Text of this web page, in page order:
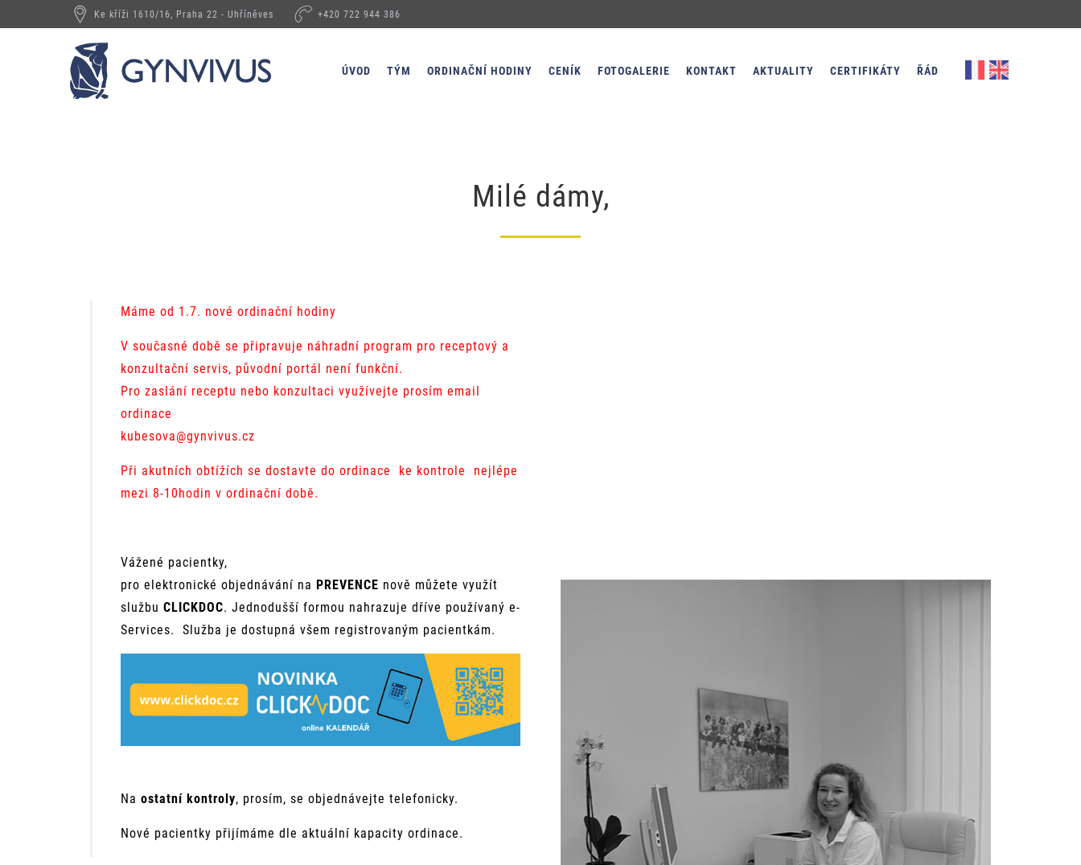
Ke kříži 1610/16, Praha 22 - Uhříněves +420 722 944 386
ÚVOD TÝM ORDINAČNÍ HODINY CENÍK FOTOGALERIE KONTAKT AKTUALITY CERTIFIKÁTY ŘÁD
Milé dámy,
Máme od 1.7. nové ordinační hodiny
V současné době se připravuje náhradní program pro receptový a
konzultační servis, původní portál není funkční.
Pro zaslání receptu nebo konzultaci využívejte prosím email
ordinace
kubesova@gynvivus.cz
Při akutních obtížích se dostavte do ordinace ke kontrole nejlépe
mezi 8-10hodin v ordinační době.
Vážené pacientky,
pro elektronické objednávání na PREVENCE nově můžete využít
službu CLICKDOC. Jednodušší formou nahrazuje dříve používaný e-
Services. Služba je dostupná všem registrovaným pacientkám.
Na ostatní kontroly, prosím, se objednávejte telefonicky.
Nové pacientky přijímáme dle aktuální kapacity ordinace.